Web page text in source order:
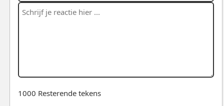
1000 Resterende tekens